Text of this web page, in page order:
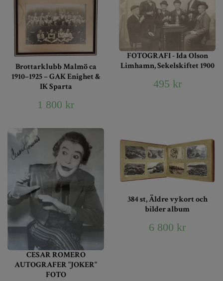
Brottarklubb Malmö ca
1910–1925 – GAK Enighet &
IK Sparta
1 800 kr
FOTOGRAFI - Ida Olson
Limhamn, Sekelskiftet 1900
495 kr
CESAR ROMERO
AUTOGRAFER "JOKER"
FOTO
384 st, Äldre vykort och
bilder album
6 800 kr